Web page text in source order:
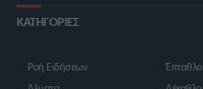
ΚΑΤΗΓΟΡΙΕΣ
Ροή Ειδήσεων
Έπταθλο